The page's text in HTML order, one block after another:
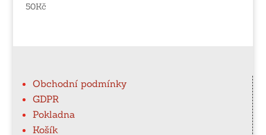
50Kč
Obchodní podmínky
GDPR
Pokladna
Košík